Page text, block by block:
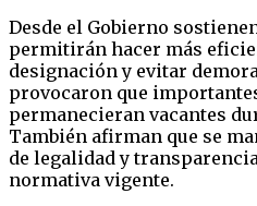
Desde el Gobierno
permitirán hacer más
designación y evitar
provocaron que
permanecieran vacantes
También afirman que se
de legalidad y
normativa vigente.